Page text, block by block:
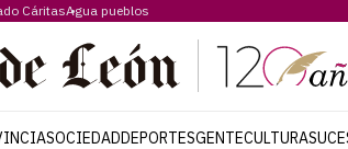
CáritasAgua pueblos
SOCIEDADDEPORTESGENTECULTURA